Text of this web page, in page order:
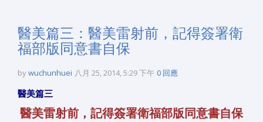
醫美篇三：醫美雷射前，記得簽署衛
福部版同意書自保
bywuchunhuei 八月 25, 2014, 5:29 下午 0 回應
醫美篇三
醫美雷射前，記得簽署衛福部版同意書自保